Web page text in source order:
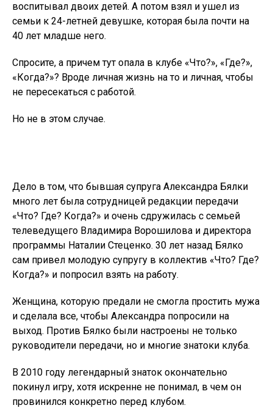
воспитывал двоих детей. А потом взял и ушел из
семьи к 24-летней девушке, которая была почти на
40 лет младше него.
Спросите, а причем тут опала в клубе «Что?», «Где?»,
«Когда?»? Вроде личная жизнь на то и личная, чтобы
не пересекаться с работой.
Но не в этом случае.
Дело в том, что бывшая супруга Александра Бялки
много лет была сотрудницей редакции передачи
«Что? Где? Когда?» и очень сдружилась с семьей
телеведущего Владимира Ворошилова и директора
программы Наталии Стеценко. 30 лет назад Бялко
сам привел молодую супругу в коллектив «Что? Где?
Когда?» и попросил взять на работу.
Женщина, которую предали не смогла простить мужа
и сделала все, чтобы Александра попросили на
выход. Против Бялко были настроены не только
руководители передачи, но и многие знатоки клуба.
В 2010 году легендарный знаток окончательно
покинул игру, хотя искренне не понимал, в чем он
провинился конкретно перед клубом.